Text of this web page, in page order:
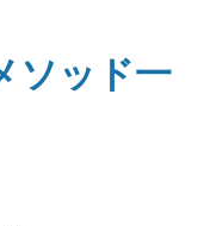
ソッド一